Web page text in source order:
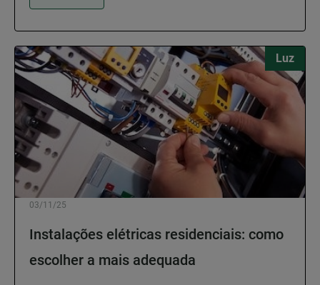
Luz
03/11/25
Instalações elétricas residenciais: como
escolher a mais adequada